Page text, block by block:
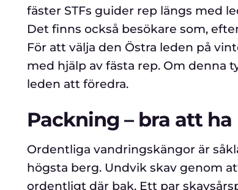
fäster STFs guider rep längs med
Det finns också besökare som,
För att välja den Östra leden på
med hjälp av fästa rep. Om denna
leden att föredra.
Packning – bra att
Ordentliga vandringskängor är
högsta berg. Undvik skav genom
ordentligt där bak. Ett par